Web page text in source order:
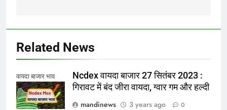
Related News
वायदा बाजार भाव
Ncdex वायदा बाजार 27 सितंबर 2023 :
गिरावट में बंद जीरा वायदा, ग्वार गम और हल्दी
mandinews
3 years ago 0